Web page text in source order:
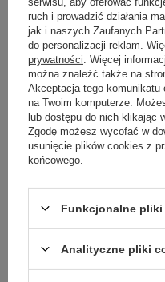
Napisz
Treść twojej opinii
Dodaj własne zdjęcie
ruch i prowadzić działania
jak i naszych Zaufanych
do personalizacji reklam.
prywatności . Więcej
można znaleźć także na
Akceptacja tego komunikatu
na Twoim komputerze.
lub dostępu do nich klikając
Zgodę możesz wycofać w
usunięcie plików cookies z
końcowego.
Funkcjonalne pliki
Analityczne pliki